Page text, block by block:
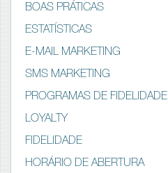
BOAS PRÁTICAS
ESTATÍSTICAS
E-MAIL MARKETING
SMS MARKETING
PROGRAMAS DE FIDELIDADE
LOYALTY
FIDELIDADE
HORÁRIO DE ABERTURA